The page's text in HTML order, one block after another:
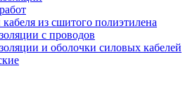
из сшитого полиэтилена
с проводов
и оболочки силовых кабелей